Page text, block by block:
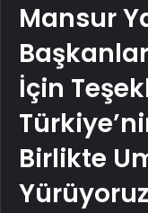
Mansur
İçin
Birlikte